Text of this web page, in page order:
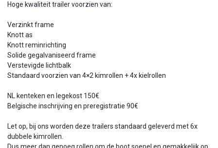
Hoge kwaliteit trailer voorzien van:
Verzinkt frame
Knott as
Knott reminrichting
Solide gegalvaniseerd frame
Verstevigde lichtbalk
Standaard voorzien van 4×2 kimrollen + 4x kielrollen
NL kenteken en legekost 150€
Belgische inschrijving en preregistratie 90€
Let op, bij ons worden deze trailers standaard geleverd met 6x
dubbele kimrollen.